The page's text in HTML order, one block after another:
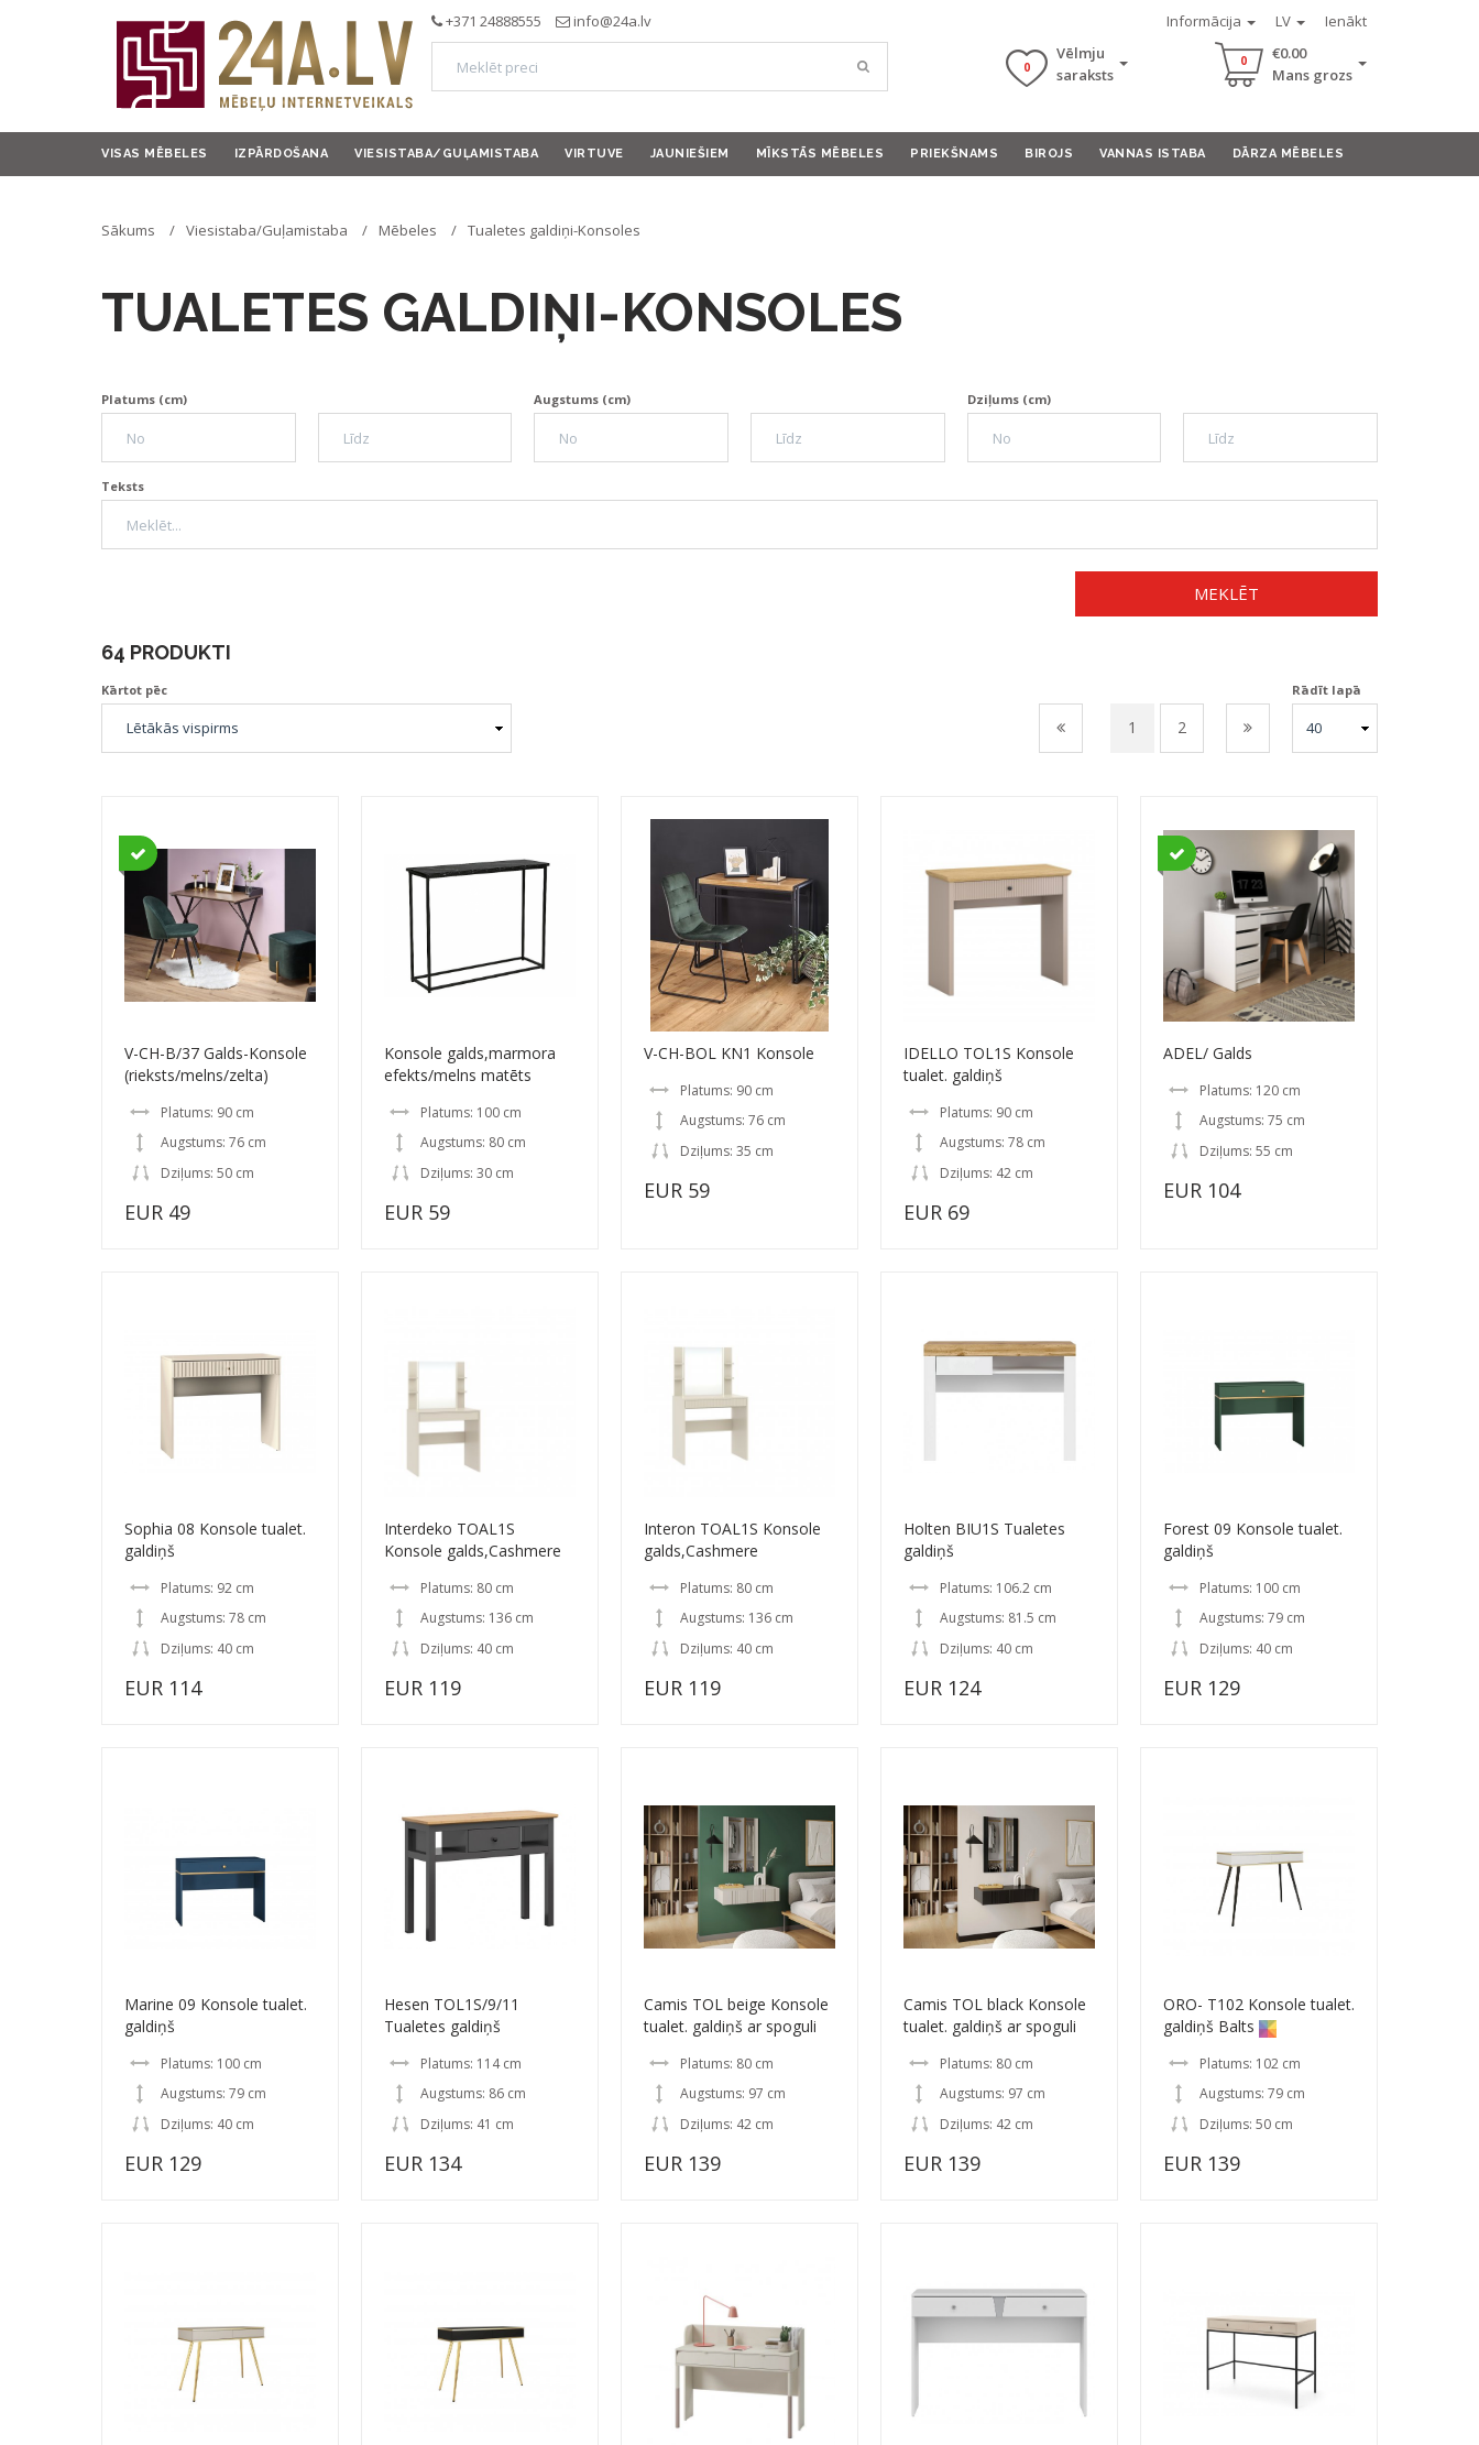
Informācija LV Ienākt
+371 24888555 info@24a.lv
0
Vēlmju
saraksts
0
€0.00
Mans grozs
VISAS MĒBELES IZPĀRDOŠANA VIESISTABA/GUĻAMISTABA VIRTUVE JAUNIEŠIEM MĪKSTĀS MĒBELES PRIEKŠNAMS BIROJS VANNAS ISTABA DĀRZA MĒBELES
Sākums Viesistaba/Guļamistaba Mēbeles Tualetes galdiņi-Konsoles
TUALETES GALDIŅI-KONSOLES
Platums (cm) Augstums (cm) Dziļums (cm)
Teksts
MEKLĒT
64 PRODUKTI
Kārtot pēc
1 2
Rādīt lapā
V-CH-B/37 Galds-Konsole
(rieksts/melns/zelta)
Platums: 90 cm
Augstums: 76 cm
Dziļums: 50 cm
EUR 49
Konsole galds,marmora
efekts/melns matēts
Platums: 100 cm
Augstums: 80 cm
Dziļums: 30 cm
EUR 59
V-CH-BOL KN1 Konsole
Platums: 90 cm
Augstums: 76 cm
Dziļums: 35 cm
EUR 59
IDELLO TOL1S Konsole
tualet. galdiņš
Platums: 90 cm
Augstums: 78 cm
Dziļums: 42 cm
EUR 69
ADEL/ Galds
Platums: 120 cm
Augstums: 75 cm
Dziļums: 55 cm
EUR 104
Sophia 08 Konsole tualet.
galdiņš
Platums: 92 cm
Augstums: 78 cm
Dziļums: 40 cm
EUR 114
Interdeko TOAL1S
Konsole galds,Cashmere
Platums: 80 cm
Augstums: 136 cm
Dziļums: 40 cm
EUR 119
Interon TOAL1S Konsole
galds,Cashmere
Platums: 80 cm
Augstums: 136 cm
Dziļums: 40 cm
EUR 119
Holten BIU1S Tualetes
galdiņš
Platums: 106.2 cm
Augstums: 81.5 cm
Dziļums: 40 cm
EUR 124
Forest 09 Konsole tualet.
galdiņš
Platums: 100 cm
Augstums: 79 cm
Dziļums: 40 cm
EUR 129
Marine 09 Konsole tualet.
galdiņš
Platums: 100 cm
Augstums: 79 cm
Dziļums: 40 cm
EUR 129
Hesen TOL1S/9/11
Tualetes galdiņš
Platums: 114 cm
Augstums: 86 cm
Dziļums: 41 cm
EUR 134
Camis TOL beige Konsole
tualet. galdiņš ar spoguli
Platums: 80 cm
Augstums: 97 cm
Dziļums: 42 cm
EUR 139
Camis TOL black Konsole
tualet. galdiņš ar spoguli
Platums: 80 cm
Augstums: 97 cm
Dziļums: 42 cm
EUR 139
ORO- T102 Konsole tualet.
galdiņš Balts
Platums: 102 cm
Augstums: 79 cm
Dziļums: 50 cm
EUR 139